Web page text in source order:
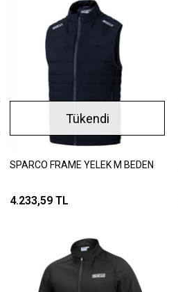
Tükendi
SPARCO FRAME YELEK M BEDEN
4.233,59 TL